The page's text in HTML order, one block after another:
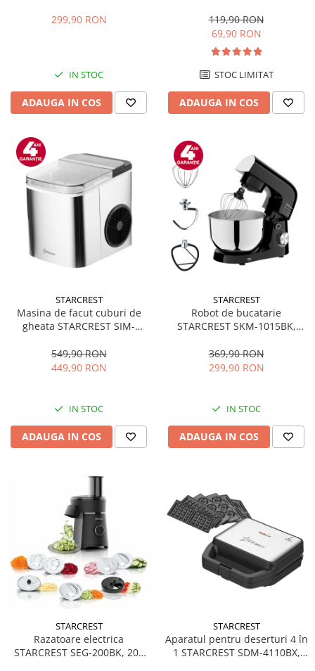
mecanic, 6 Trepte de putere,
299,90 RON
IN STOC
ADAUGA IN COS
invelis ceramic antiaderent,
30 cm, Inox / Negru
119,90 RON
69,90 RON
STOC LIMITAT
ADAUGA IN COS
STARCREST
Masina de facut cuburi de
gheata STARCREST SIM-
Doua dimensiuni pentru
cuburi, Rezervor apa 1.3 l,
549,90 RON
449,90 RON
IN STOC
ADAUGA IN COS
STARCREST
Robot de bucatarie
STARCREST SKM-1015BK,
Accesorii, 10 Viteze + Pulse,
Negru
369,90 RON
299,90 RON
IN STOC
ADAUGA IN COS
STARCREST
Razatoare electrica
STARCREST SEG-200BK, 200
STARCREST
Aparatul pentru deserturi 4 în
1 STARCREST SDM-4110BX,